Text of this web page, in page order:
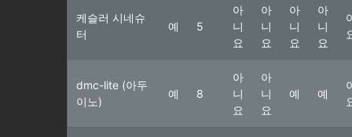
케슬러 시네슈
터
예 5
아
니
요
아
니
요
아
니
요
아
니
요
dmc-lite (아두
이노)
예 8
아
니
요
아
니
요
예 예